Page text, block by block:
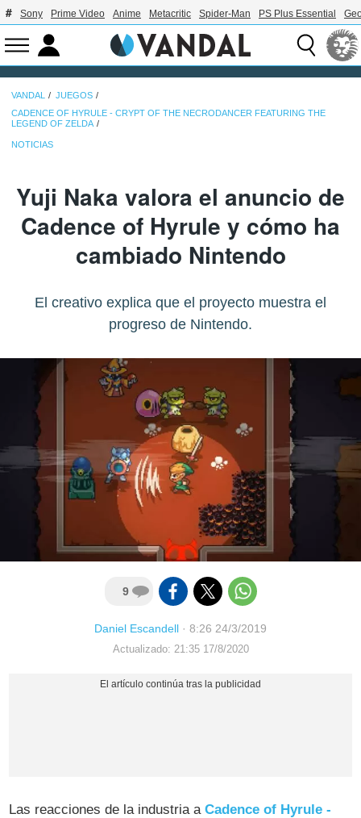
Sony Prime Video Anime Metacritic Spider-Man PS Plus Essential
VANDAL
JUEGOS
CADENCE OF HYRULE - CRYPT OF THE NECRODANCER FEATURING THE
LEGEND OF ZELDA
NOTICIAS
Yuji Naka valora el anuncio de
Cadence of Hyrule y cómo ha
cambiado Nintendo
El creativo explica que el proyecto muestra el
progreso de Nintendo.
9
Daniel Escandell · 8:26 24/3/2019
Actualizado: 21:35 17/8/2020
Las reacciones de la industria aCadence of Hyrule -